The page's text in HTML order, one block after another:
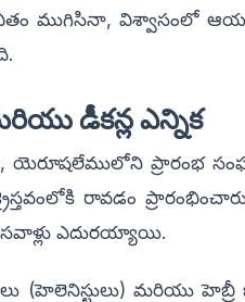
ముగిసినా, విశ్వాసంలో
డీకన్ల ఎన్నిక
యెరూషలేములోని ప్రారంభ
రావడం
ఎదురయ్యాయి.
(హెలెనిస్టులు) మరియు